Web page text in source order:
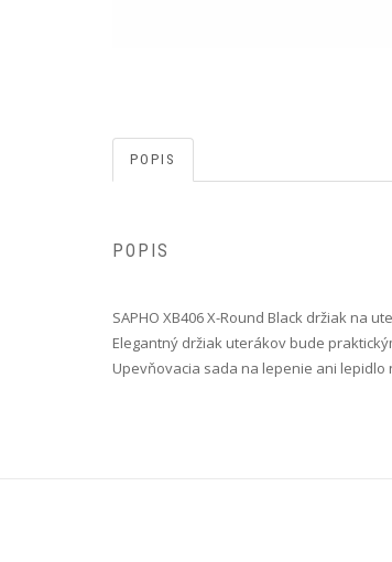
POPIS
POPIS
SAPHO XB406 X-Round Black držiak na
Elegantný držiak uterákov bude
Upevňovacia sada na lepenie ani lepidlo